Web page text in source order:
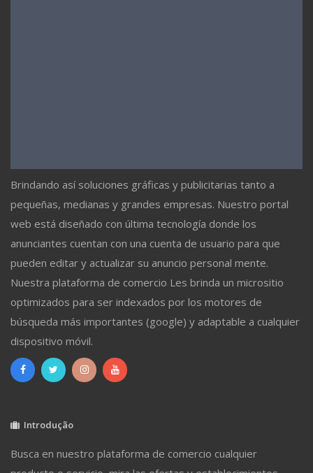
Brindando así soluciones gráficas y publicitarias tanto a
pequeñas, medianas y grandes empresas. Nuestro portal
web está diseñado con última tecnología donde los
anunciantes cuentan con una cuenta de usuario para que
pueden editar y actualizar su anuncio personal mente.
Nuestra plataforma de comercio Les brinda un micrositio
optimizados para ser indexados por los motores de
búsqueda más importantes (google) y adaptable a cualquier
dispositivo móvil.
Introdução
Busca en nuestro plataforma de comercio cualquier